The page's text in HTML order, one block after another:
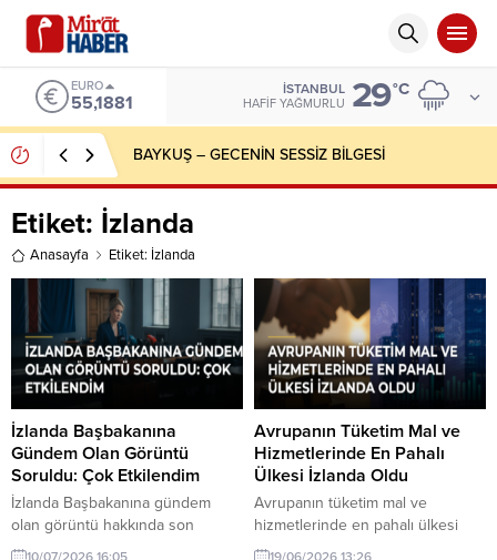
EURO
55,1881
İSTANBUL
HAFIF YAĞMURLU 29°C
BAYKUŞ – GECENİN SESSİZ BİLGESİ
Etiket: İzlanda
Anasayfa Etiket: İzlanda
İzlanda Başbakanına
Gündem Olan Görüntü
Soruldu: Çok Etkilendim
İzlanda Başbakanına gündem
olan görüntü hakkında son
gelişmeler. İzlanda Başbakanı,
10/07/2026 16:05
Avrupanın Tüketim Mal ve
Hizmetlerinde En Pahalı
Ülkesi İzlanda Oldu
Avrupanın tüketim mal ve
hizmetlerinde en pahalı ülkesi
İzlanda oldu. Yüksek yaşam
19/06/2026 13:26